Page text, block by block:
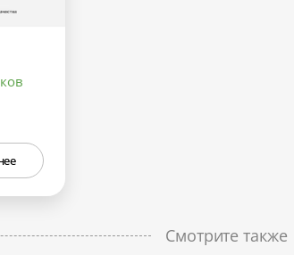
Смотрите также